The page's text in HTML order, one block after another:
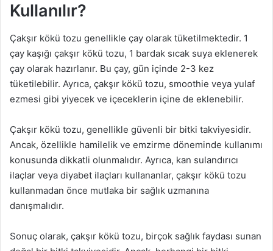
Kullanılır?
Çakşır kökü tozu genellikle çay olarak tüketilmektedir. 1
çay kaşığı çakşır kökü tozu, 1 bardak sıcak suya eklenerek
çay olarak hazırlanır. Bu çay, gün içinde 2-3 kez
tüketilebilir. Ayrıca, çakşır kökü tozu, smoothie veya yulaf
ezmesi gibi yiyecek ve içeceklerin içine de eklenebilir.
Çakşır kökü tozu, genellikle güvenli bir bitki takviyesidir.
Ancak, özellikle hamilelik ve emzirme döneminde kullanımı
konusunda dikkatli olunmalıdır. Ayrıca, kan sulandırıcı
ilaçlar veya diyabet ilaçları kullananlar, çakşır kökü tozu
kullanmadan önce mutlaka bir sağlık uzmanına
danışmalıdır.
Sonuç olarak, çakşır kökü tozu, birçok sağlık faydası sunan